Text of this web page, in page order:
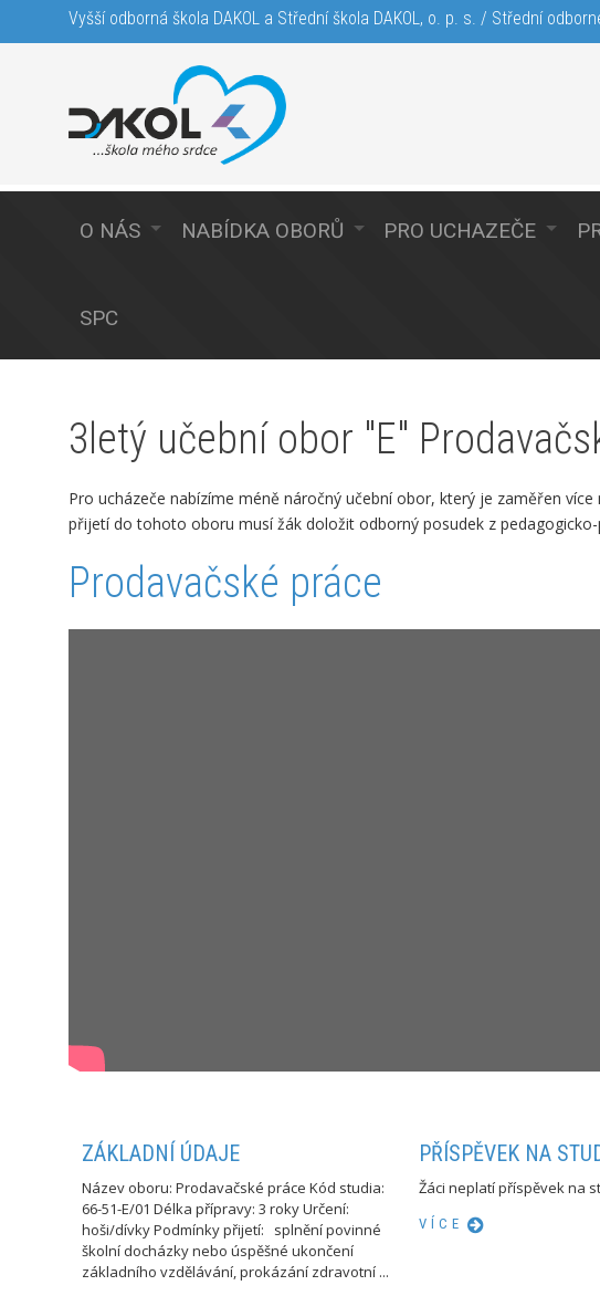
Vyšší odborná škola DAKOL a Střední škola DAKOL, o. p. s. / Střední
O NÁS NABÍDKA OBORŮ PRO UCHAZEČE
SPC
3letý učební obor "E"
Pro ucházeče nabízíme méně náročný učební obor, který je zaměřen
přijetí do tohoto oboru musí žák doložit odborný posudek z
Prodavačské práce
ZÁKLADNÍ ÚDAJE
Název oboru: Prodavačské práce Kód studia:
66-51-E/01 Délka přípravy: 3 roky Určení:
hoši/dívky Podmínky přijetí: splnění povinné
školní docházky nebo úspěšné ukončení
základního vzdělávání, prokázání zdravotní ...
PŘÍSPĚVEK NA
Žáci neplatí příspěvek na
VÍCE